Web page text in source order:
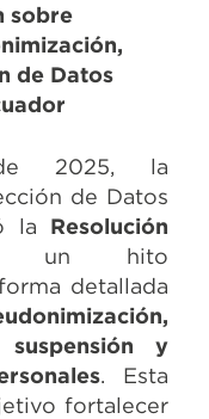
sobre
de Datos
2025, la
de Datos
la Resolución
un hito
detallada
suspensión y
. Esta
fortalecer